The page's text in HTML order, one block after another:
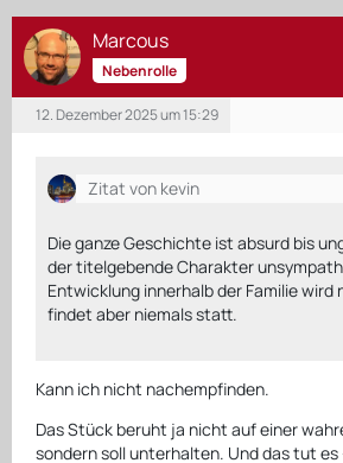
Marcous
Nebenrolle
12. Dezember 2025 um 15:29
Zitat von kevin
Die ganze Geschichte ist absurd bis
der titelgebende Charakter
Entwicklung innerhalb der Familie wird
findet aber niemals statt.
Kann ich nicht nachempfinden.
Das Stück beruht ja nicht auf einer
sondern soll unterhalten. Und das tut es